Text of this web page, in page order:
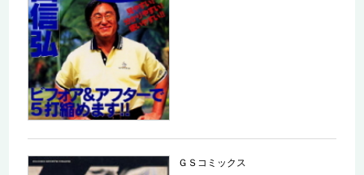
ＧＳコミックス